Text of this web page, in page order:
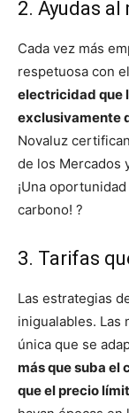
2. Ayudas
Cada vez más
respetuosa con
electricidad que
exclusivamente
Novaluz
de los Mercados
¡Una
carbono! ?
3. Tarifas
Las estrategias
inigualables. Las
única que se
más que suba el
que el precio